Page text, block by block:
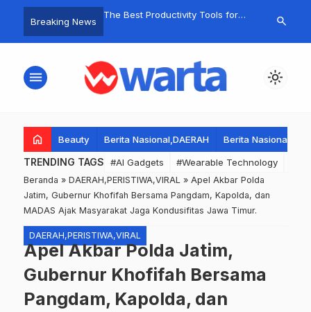
Breaking News
Warga Wujudkan
dan Sejahtera di
The Best Productivity Tools for
Jalan
Makna
search
menu light_mode
home Beauty Berita Nasional,DAERAH Berita
TRENDING TAGS #AI Gadgets #Wearable Technology
Beranda » DAERAH,PERISTIWA,VIRAL » Apel Akbar Polda
Jatim, Gubernur Khofifah Bersama Pangdam, Kapolda, dan
MADAS Ajak Masyarakat Jaga Kondusifitas Jawa Timur.
DAERAH,PERISTIWA,VIRAL
Apel Akbar Polda Jatim,
Gubernur Khofifah Bersama
Pangdam, Kapolda, dan